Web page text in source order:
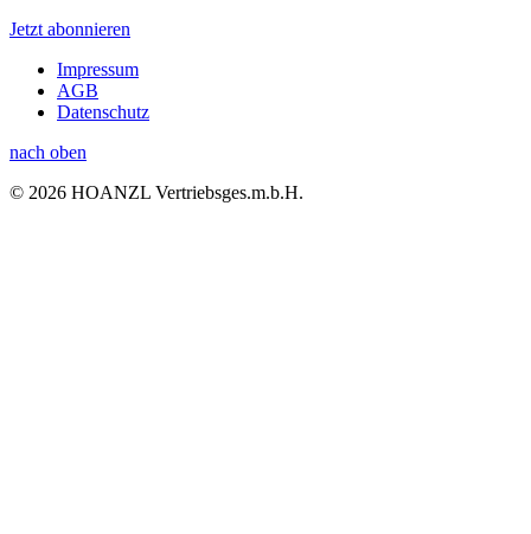
Jetzt abonnieren
Impressum
AGB
Datenschutz
nach oben
© 2026 HOANZL Vertriebsges.m.b.H.